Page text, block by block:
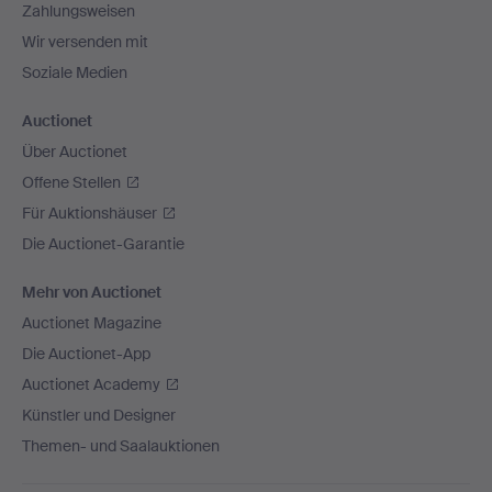
Zahlungsweisen
Wir versenden mit
Soziale Medien
Auctionet
Über Auctionet
Offene Stellen
Für Auktionshäuser
Die Auctionet-Garantie
Mehr von Auctionet
Auctionet Magazine
Die Auctionet-App
Auctionet Academy
Künstler und Designer
Themen- und Saalauktionen